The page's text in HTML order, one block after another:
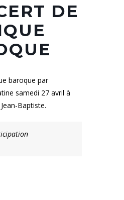
DE
baroque par
samedi 27 avril à
Baptiste.